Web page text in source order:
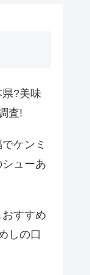
?美味
査!
ケンミ
ューあ
すすめ
しの口